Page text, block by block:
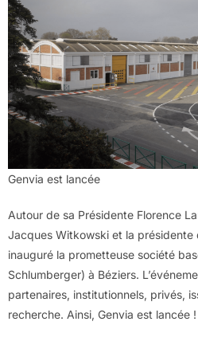
Genvia est lancée
Autour de sa Présidente Florence
Jacques Witkowski et la présidente
inauguré la prometteuse société
Schlumberger) à Béziers.
partenaires, institutionnels, privés,
recherche. Ainsi, Genvia est lancée !